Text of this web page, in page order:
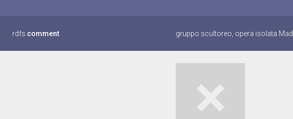
rdfs:comment gruppo scultoreo, opera isolata